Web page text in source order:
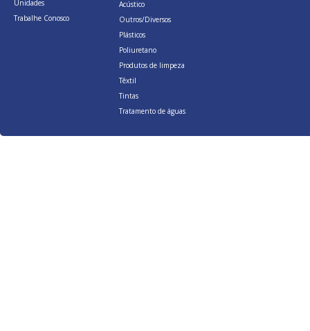
Unidades
Trabalhe Conosco
Acústico
Outros/Diversos
Plásticos
Poliuretano
Produtos de limpeza
Têxtil
Tintas
Tratamento de águas